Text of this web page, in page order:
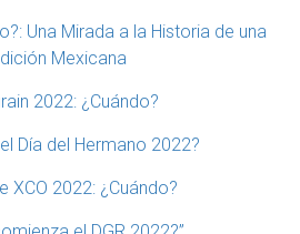
Una Mirada a la Historia de una
Mexicana
2022: ¿Cuándo?
Día del Hermano 2022?
XCO 2022: ¿Cuándo?